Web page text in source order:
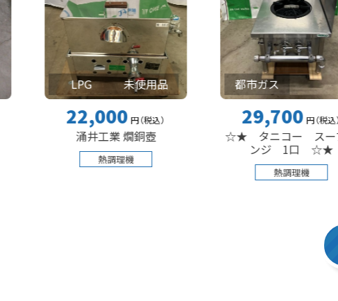
未使用品
22,000 円（税込）
涌井工業 燗銅壺
都市ガス
29,700 円 （税込）
☆★ タニコー スープレ
ンジ 1口 ☆★